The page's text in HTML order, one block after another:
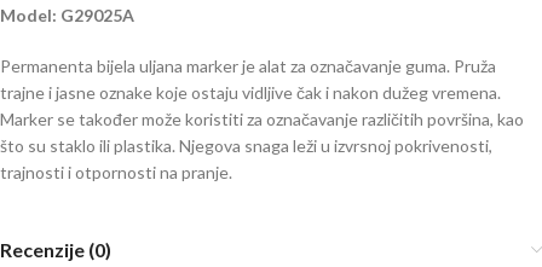
Model: G29025A
Permanenta bijela uljana marker je alat za označavanje guma. Pruža
trajne i jasne oznake koje ostaju vidljive čak i nakon dužeg vremena.
Marker se također može koristiti za označavanje različitih površina, kao
što su staklo ili plastika. Njegova snaga leži u izvrsnoj pokrivenosti,
trajnosti i otpornosti na pranje.
Recenzije (0)